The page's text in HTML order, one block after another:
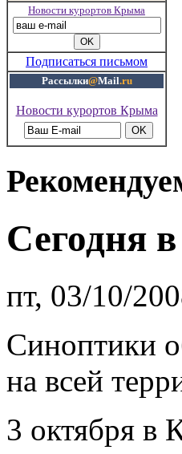
Новости курортов Крыма
Подписаться письмом
Рассылки@Mail.ru
Новости курортов Крыма
Сегодня
пт, 03/10/
Синоптики
на всей
3 октября в